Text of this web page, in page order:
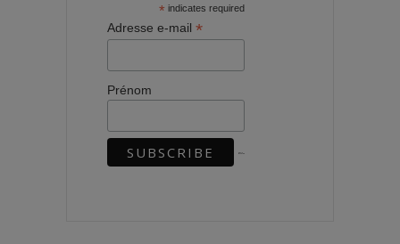
* indicates required
Adresse e-mail *
Prénom